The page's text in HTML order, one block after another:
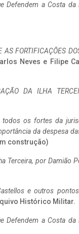
Defendem a Costa da
AS FORTIFICAÇÕES
Neves e Filipe
DA ILHA
todos os fortes da
da despesa
construção)
Terceira, por Damião
e outros
Histórico Militar.
Defendem a Costa da